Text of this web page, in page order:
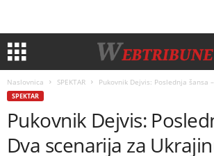
Naslovnica SPEKTAR Pukovnik Dejvis: Poslednja šansa
SPEKTAR
Pukovnik Dejvis:
Dva scenarija za